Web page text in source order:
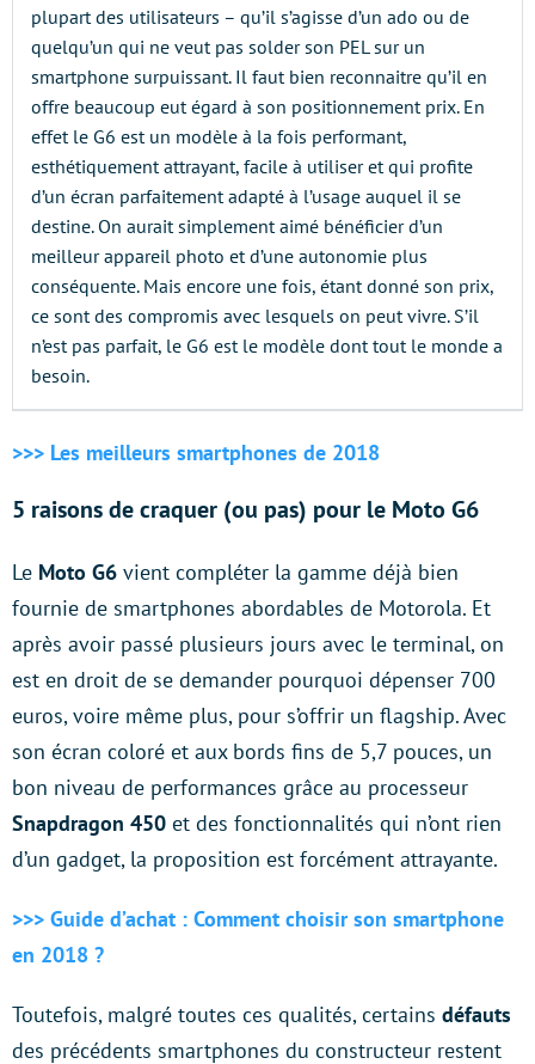
plupart des utilisateurs – qu’il s’agisse d’un ado ou de
quelqu’un qui ne veut pas solder son PEL sur un
smartphone surpuissant. Il faut bien reconnaitre qu’il en
offre beaucoup eut égard à son positionnement prix. En
effet le G6 est un modèle à la fois performant,
esthétiquement attrayant, facile à utiliser et qui profite
d’un écran parfaitement adapté à l’usage auquel il se
destine. On aurait simplement aimé bénéficier d’un
meilleur appareil photo et d’une autonomie plus
conséquente. Mais encore une fois, étant donné son prix,
ce sont des compromis avec lesquels on peut vivre. S’il
n’est pas parfait, le G6 est le modèle dont tout le monde a
besoin.
>>> Les meilleurs smartphones de 2018
5 raisons de craquer (ou pas) pour le Moto G6
Le Moto G6 vient compléter la gamme déjà bien
fournie de smartphones abordables de Motorola. Et
après avoir passé plusieurs jours avec le terminal, on
est en droit de se demander pourquoi dépenser 700
euros, voire même plus, pour s’offrir un flagship. Avec
son écran coloré et aux bords fins de 5,7 pouces, un
bon niveau de performances grâce au processeur
Snapdragon 450 et des fonctionnalités qui n’ont rien
d’un gadget, la proposition est forcément attrayante.
>>> Guide d’achat : Comment choisir son smartphone
en 2018 ?
Toutefois, malgré toutes ces qualités, certains défauts
des précédents smartphones du constructeur restent